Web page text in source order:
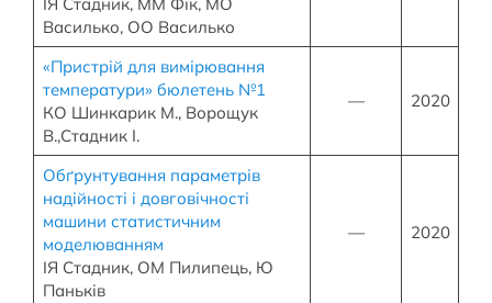
Василько, ОО Василько
«Пристрій для вимірювання
температури» бюлетень №1
КО Шинкарик М., Ворощук
В.,Стадник І.
— 2020
Обґрунтування параметрів
надійності і довговічності
машини статистичним
моделюванням
ІЯ Стадник, ОМ Пилипець, Ю
Паньків
— 2020